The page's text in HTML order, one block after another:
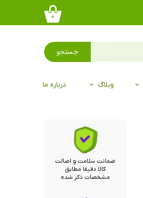
۰
جستجو
وبلاگ درباره ما
ضمانت سلامت و اصالت
کالا دقیقا مطابق
مشخصات ذکر شده